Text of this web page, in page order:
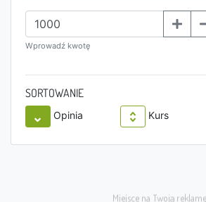
Wprowadź kwotę
SORTOWANIE
Opinia Kurs